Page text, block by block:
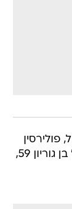
פולירסין
ופלדה, מחיר: 645 שקלים, "קארה דיזיין" בן גוריון 59,